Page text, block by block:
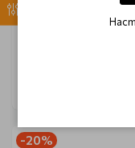
€ 45.00 (88.01 лв.)
-20%